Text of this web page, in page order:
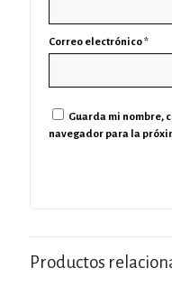
Correo electrónico*
Guarda mi nombre,
navegador para la
Productos